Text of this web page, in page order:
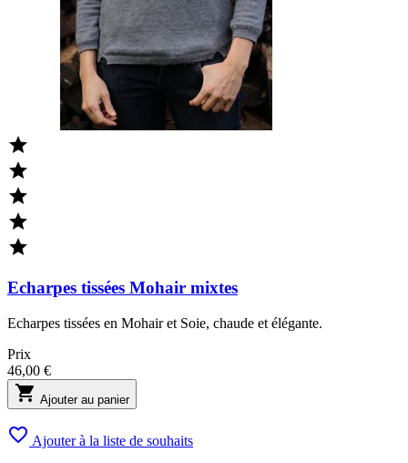





Echarpes tissées Mohair mixtes
Echarpes tissées en Mohair et Soie, chaude et élégante.
Prix
46,00 €
 Ajouter au panier
 Ajouter à la liste de souhaits